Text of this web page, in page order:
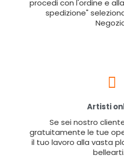
procedi con l'ordine e
spedizione"
Artisti
Se sei nostro
gratuitamente le tue
il tuo lavoro alla vasta